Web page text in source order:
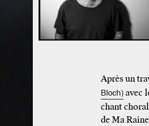
Après un
Bloch)avec
chant
de Ma